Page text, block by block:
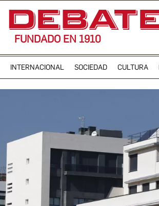
FUNDADO EN 1910
INTERNACIONAL SOCIEDAD CULTURA